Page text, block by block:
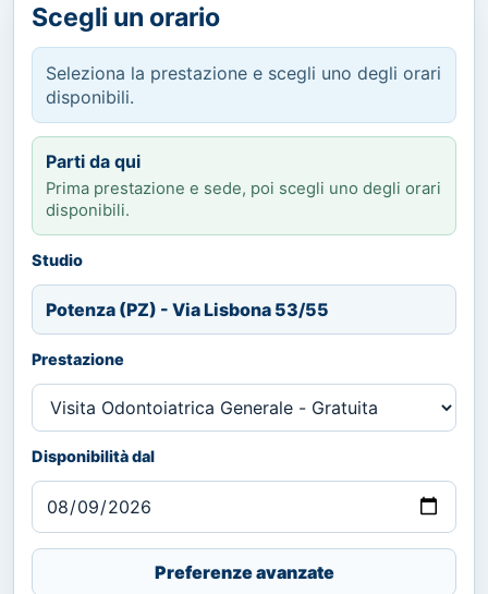
Scegli un orario
Seleziona la prestazione e scegli uno degli orari
disponibili.
Parti da qui
Prima prestazione e sede, poi scegli uno degli orari
disponibili.
Studio
Potenza (PZ) - Via Lisbona 53/55
Prestazione
Disponibilità dal
Preferenze avanzate